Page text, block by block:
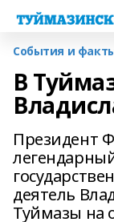
События и
В
Президент
деятель
Туймазы на